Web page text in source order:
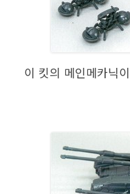
이 킷의 메인메카닉